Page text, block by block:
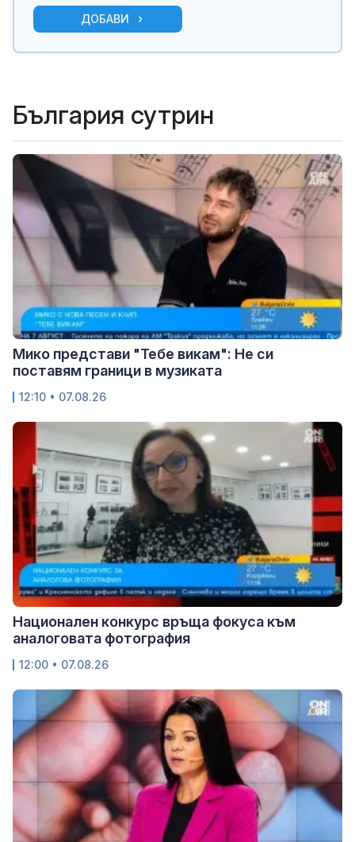
ДОБАВИ
България сутрин
Мико представи "Тебе викам": Не си
поставям граници в музиката
12:10 • 07.08.26
Национален конкурс връща фокуса към
аналоговата фотография
12:00 • 07.08.26